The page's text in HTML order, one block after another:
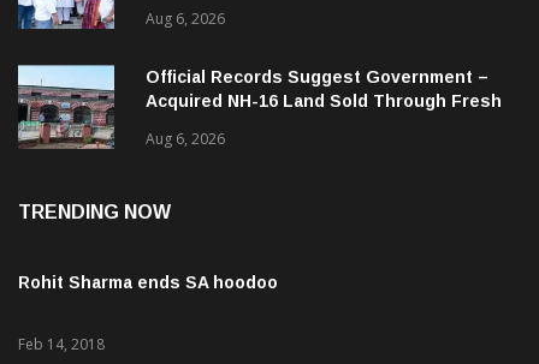
Aug 6, 2026
Official Records Suggest Government –
Acquired NH-16 Land Sold Through Fresh
Revenue Lapses.
Aug 6, 2026
TRENDING NOW
Rohit Sharma ends SA hoodoo
Feb 14, 2018